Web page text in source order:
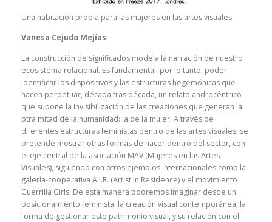
Una habitación propia para las mujeres en las artes visuales
Vanesa Cejudo Mejías
La construcción de significados modela la narración de nuestro
ecosistema relacional. Es fundamental, por lo tanto, poder
identificar los dispositivos y las estructuras hegemónicas que
hacen perpetuar, década tras década, un relato androcéntrico
que supone la invisibilización de las creaciones que generan la
otra mitad de la humanidad: la de la mujer. A través de
diferentes estructuras feministas dentro de las artes visuales, se
pretende mostrar otras formas de hacer dentro del sector, con
el eje central de la asociación MAV (Mujeres en las Artes
Visuales), siguiendo con otros ejemplos internacionales como la
galería-cooperativa A.I.R. (Artist In Residence) y el movimiento
Guerrilla Girls. De esta manera podremos imaginar desde un
posicionamiento feminista: la creación visual contemporánea, la
forma de gestionar este patrimonio visual, y su relación con el